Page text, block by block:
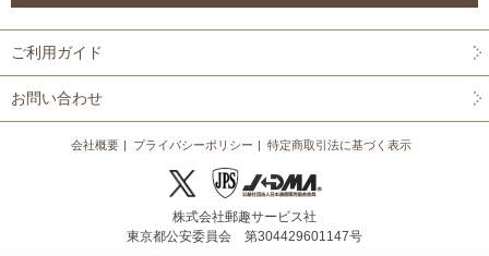
ご利用ガイド
お問い合わせ
会社概要 プライバシーポリシー 特定商取引法に基づく表示
株式会社郵趣サービス社
東京都公安委員会 第304429601147号